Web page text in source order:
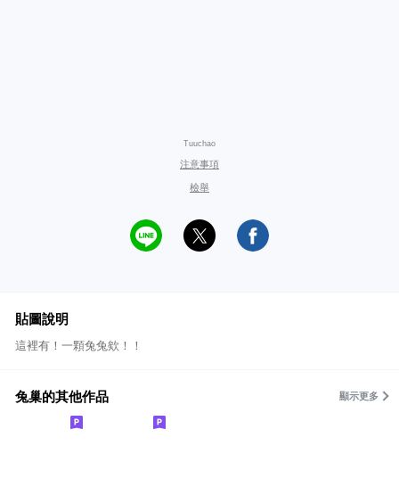
Tuuchao
注意事項
檢舉
貼圖說明
這裡有！一顆兔兔欸！！
兔巢的其他作品 顯示更多